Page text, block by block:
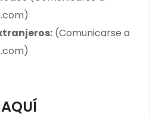
(Comunicarse a